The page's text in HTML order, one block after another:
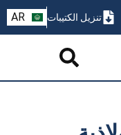
تنزيل الكتيبات AR
PT